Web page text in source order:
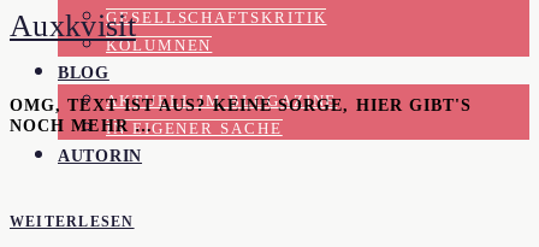
GESELLSCHAFTSKRITIK
KOLUMNEN
BLOG
AKTUELL IM BLOGAZINE
IN EIGENER SACHE
AUTORIN
Auxkvisit
OMG, TEXT IST AUS? KEINE SORGE, HIER GIBT'S
NOCH MEHR …
WEITERLESEN